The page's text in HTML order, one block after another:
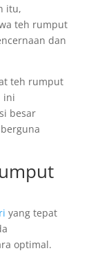
itu,
teh rumput
dan
teh rumput
ini
besar
yang tepat
optimal.